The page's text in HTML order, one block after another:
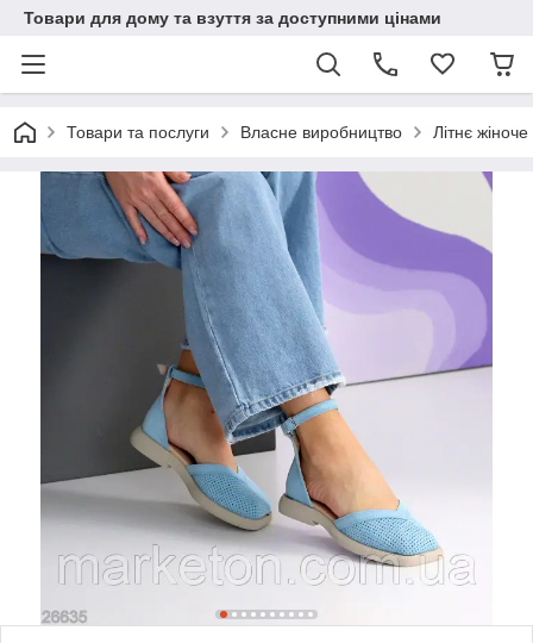
Товари для дому та взуття за доступними цінами
Товари та послуги Власне виробництво Літнє жіноче